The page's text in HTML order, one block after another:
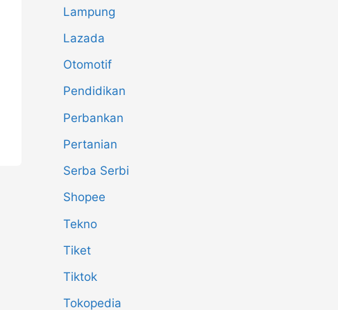
Lampung
Lazada
Otomotif
Pendidikan
Perbankan
Pertanian
Serba Serbi
Shopee
Tekno
Tiket
Tiktok
Tokopedia